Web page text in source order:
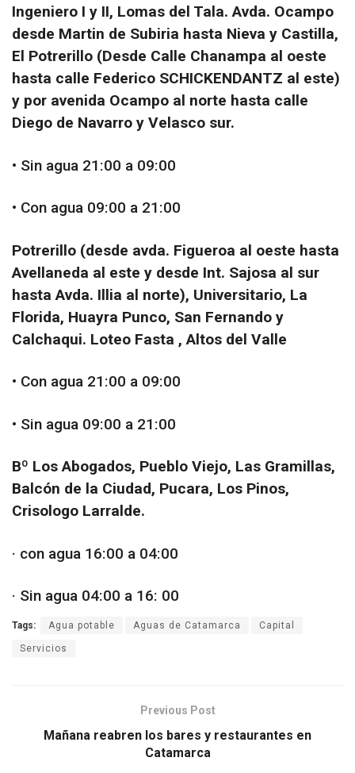
Ingeniero I y II, Lomas del Tala. Avda. Ocampo
desde Martin de Subiria hasta Nieva y Castilla,
El Potrerillo (Desde Calle Chanampa al oeste
hasta calle Federico SCHICKENDANTZ al este)
y por avenida Ocampo al norte hasta calle
Diego de Navarro y Velasco sur.
• Sin agua 21:00 a 09:00
• Con agua 09:00 a 21:00
Potrerillo (desde avda. Figueroa al oeste hasta
Avellaneda al este y desde Int. Sajosa al sur
hasta Avda. Illia al norte), Universitario, La
Florida, Huayra Punco, San Fernando y
Calchaqui. Loteo Fasta , Altos del Valle
• Con agua 21:00 a 09:00
• Sin agua 09:00 a 21:00
Bº Los Abogados, Pueblo Viejo, Las Gramillas,
Balcón de la Ciudad, Pucara, Los Pinos,
Crisologo Larralde.
· con agua 16:00 a 04:00
· Sin agua 04:00 a 16: 00
Tags: Agua potable Aguas de Catamarca Capital
Servicios
Previous Post
Mañana reabren los bares y restaurantes en
Catamarca